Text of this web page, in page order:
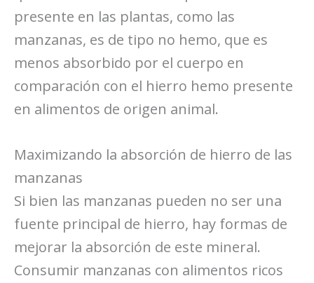
presente en las plantas, como las
manzanas, es de tipo no hemo, que es
menos absorbido por el cuerpo en
comparación con el hierro hemo presente
en alimentos de origen animal.
Maximizando la absorción de hierro de las
manzanas
Si bien las manzanas pueden no ser una
fuente principal de hierro, hay formas de
mejorar la absorción de este mineral.
Consumir manzanas con alimentos ricos